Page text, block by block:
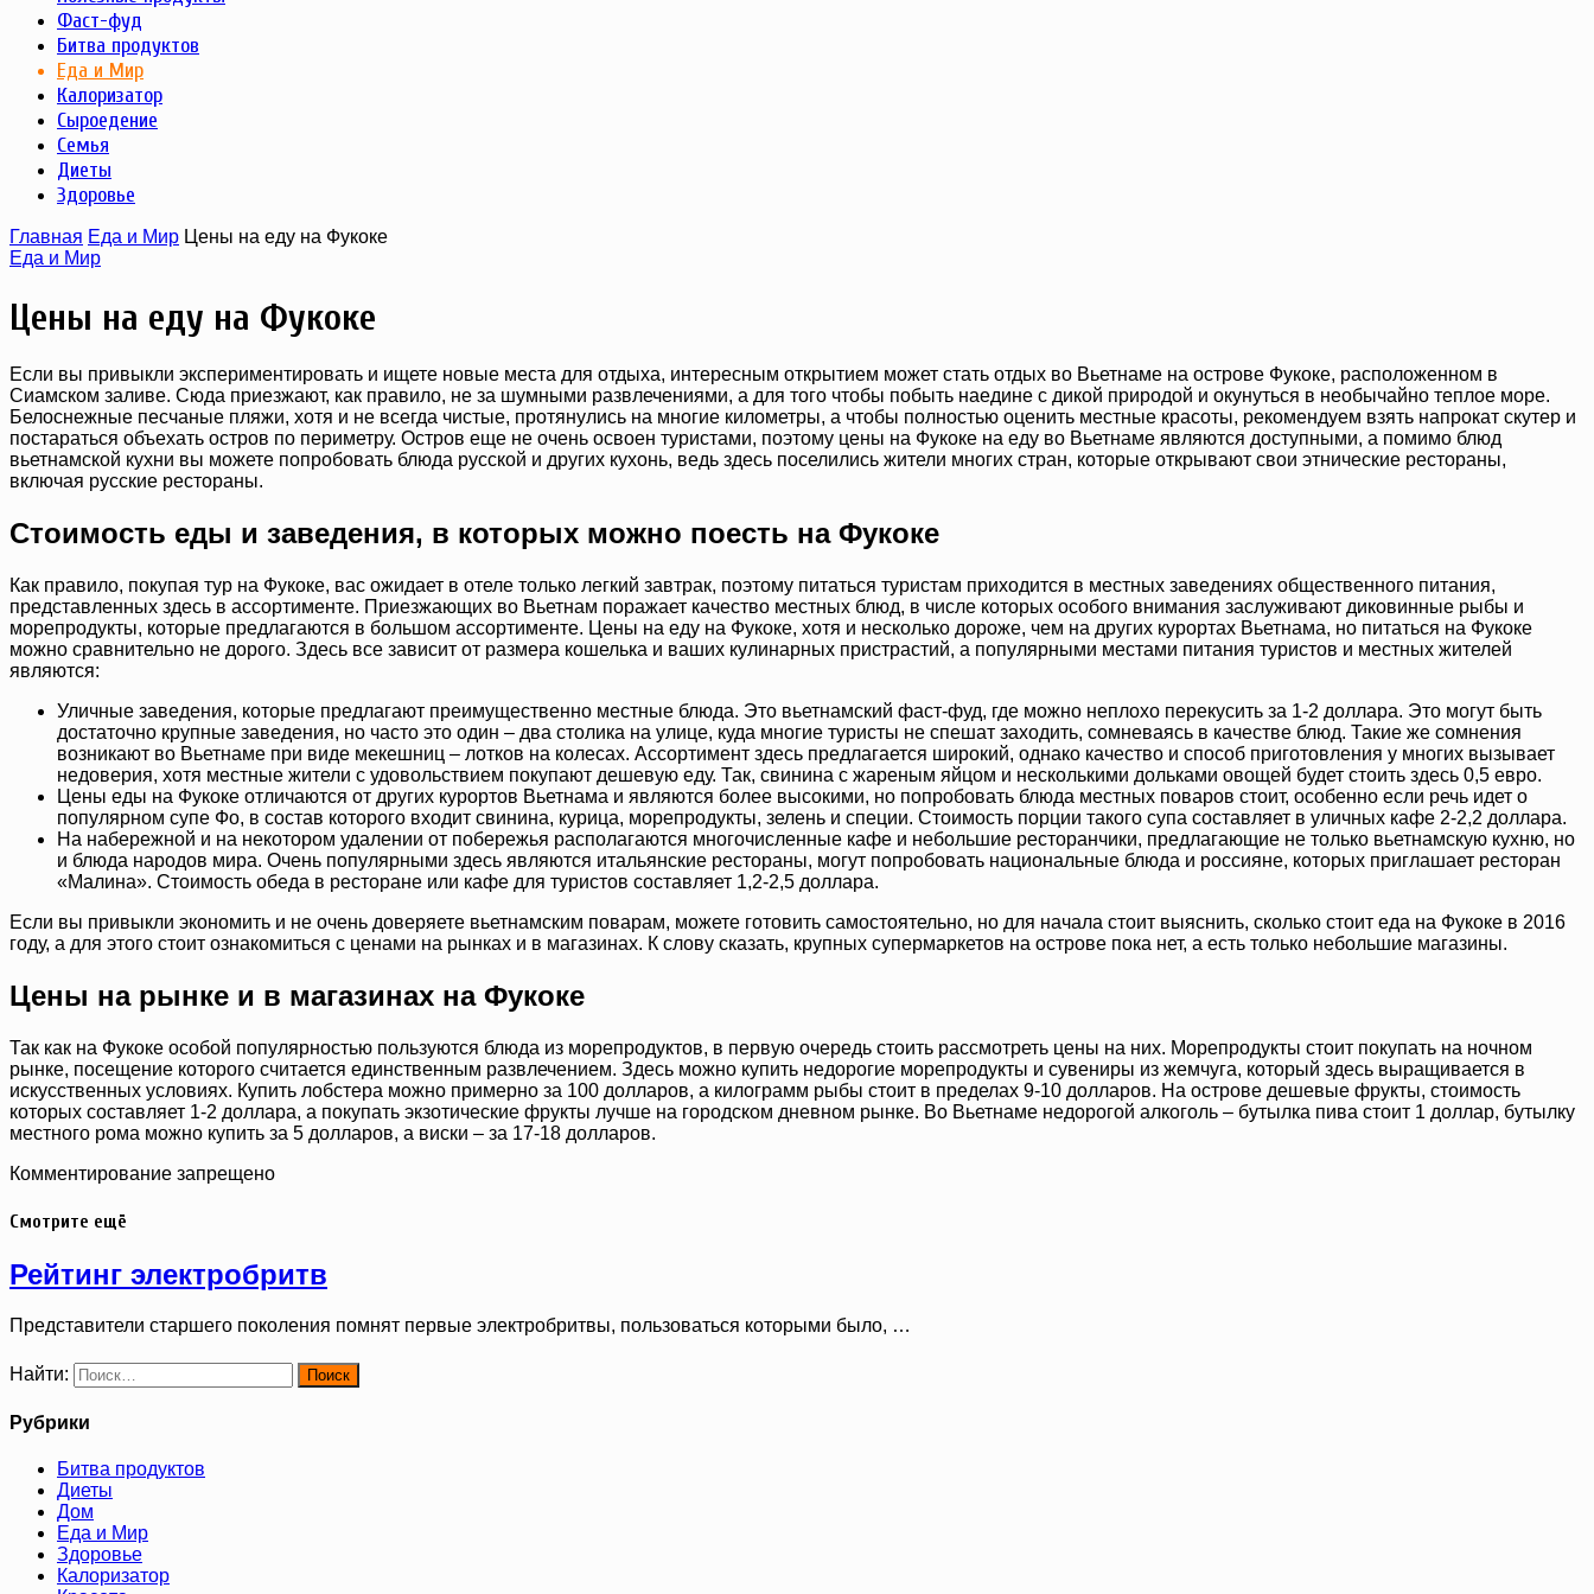
Фаст-фуд
Битва продуктов
Еда и Мир
Калоризатор
Сыроедение
Семья
Диеты
Здоровье
Главная Еда и Мир Цены на еду на Фукоке
Еда и Мир
Цены на еду на Фукоке
Если вы привыкли экспериментировать и ищете новые места для отдыха, интересным открытием может стать отдых во Вьетнаме на острове Фукоке, расположенном в
Сиамском заливе. Сюда приезжают, как правило, не за шумными развлечениями, а для того чтобы побыть наедине с дикой природой и окунуться в необычайно теплое море.
Белоснежные песчаные пляжи, хотя и не всегда чистые, протянулись на многие километры, а чтобы полностью оценить местные красоты, рекомендуем взять напрокат скутер и
постараться объехать остров по периметру. Остров еще не очень освоен туристами, поэтому цены на Фукоке на еду во Вьетнаме являются доступными, а помимо блюд
вьетнамской кухни вы можете попробовать блюда русской и других кухонь, ведь здесь поселились жители многих стран, которые открывают свои этнические рестораны,
включая русские рестораны.
Стоимость еды и заведения, в которых можно поесть на Фукоке
Как правило, покупая тур на Фукоке, вас ожидает в отеле только легкий завтрак, поэтому питаться туристам приходится в местных заведениях общественного питания,
представленных здесь в ассортименте. Приезжающих во Вьетнам поражает качество местных блюд, в числе которых особого внимания заслуживают диковинные рыбы и
морепродукты, которые предлагаются в большом ассортименте. Цены на еду на Фукоке, хотя и несколько дороже, чем на других курортах Вьетнама, но питаться на Фукоке
можно сравнительно не дорого. Здесь все зависит от размера кошелька и ваших кулинарных пристрастий, а популярными местами питания туристов и местных жителей
являются:
Уличные заведения, которые предлагают преимущественно местные блюда. Это вьетнамский фаст-фуд, где можно неплохо перекусить за 1-2 доллара. Это могут быть
достаточно крупные заведения, но часто это один – два столика на улице, куда многие туристы не спешат заходить, сомневаясь в качестве блюд. Такие же сомнения
возникают во Вьетнаме при виде мекешниц – лотков на колесах. Ассортимент здесь предлагается широкий, однако качество и способ приготовления у многих вызывает
недоверия, хотя местные жители с удовольствием покупают дешевую еду. Так, свинина с жареным яйцом и несколькими дольками овощей будет стоить здесь 0,5 евро.
Цены еды на Фукоке отличаются от других курортов Вьетнама и являются более высокими, но попробовать блюда местных поваров стоит, особенно если речь идет о
популярном супе Фо, в состав которого входит свинина, курица, морепродукты, зелень и специи. Стоимость порции такого супа составляет в уличных кафе 2-2,2 доллара.
На набережной и на некотором удалении от побережья располагаются многочисленные кафе и небольшие ресторанчики, предлагающие не только вьетнамскую кухню, но
и блюда народов мира. Очень популярными здесь являются итальянские рестораны, могут попробовать национальные блюда и россияне, которых приглашает ресторан
«Малина». Стоимость обеда в ресторане или кафе для туристов составляет 1,2-2,5 доллара.
Если вы привыкли экономить и не очень доверяете вьетнамским поварам, можете готовить самостоятельно, но для начала стоит выяснить, сколько стоит еда на Фукоке в 2016
году, а для этого стоит ознакомиться с ценами на рынках и в магазинах. К слову сказать, крупных супермаркетов на острове пока нет, а есть только небольшие магазины.
Цены на рынке и в магазинах на Фукоке
Так как на Фукоке особой популярностью пользуются блюда из морепродуктов, в первую очередь стоить рассмотреть цены на них. Морепродукты стоит покупать на ночном
рынке, посещение которого считается единственным развлечением. Здесь можно купить недорогие морепродукты и сувениры из жемчуга, который здесь выращивается в
искусственных условиях. Купить лобстера можно примерно за 100 долларов, а килограмм рыбы стоит в пределах 9-10 долларов. На острове дешевые фрукты, стоимость
которых составляет 1-2 доллара, а покупать экзотические фрукты лучше на городском дневном рынке. Во Вьетнаме недорогой алкоголь – бутылка пива стоит 1 доллар, бутылку
местного рома можно купить за 5 долларов, а виски – за 17-18 долларов.
Комментирование запрещено
Смотрите ещё
Рейтинг электробритв
Представители старшего поколения помнят первые электробритвы, пользоваться которыми было, …
Найти:
Рубрики
Битва продуктов
Диеты
Дом
Еда и Мир
Здоровье
Калоризатор